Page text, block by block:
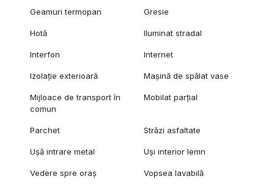
Geamuri termopan Gresie
Hotă Iluminat stradal
Interfon Internet
Izolație exterioară Mașină de spălat vase
Mijloace de transport în
comun
Mobilat parțial
Parchet Străzi asfaltate
Ușă intrare metal Uși interior lemn
Vedere spre oraș Vopsea lavabilă